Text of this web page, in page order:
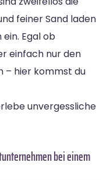
feiner Sand laden
Egal ob
einfach nur den
– hier kommst du
unvergessliche
bei einem